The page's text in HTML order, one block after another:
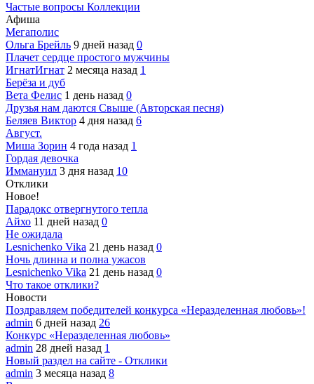
Частые вопросы Коллекции
Афиша
Мегаполис
Ольга Брейль 9 дней назад 0
Плачет сердце простого мужчины
ИгнатИгнат 2 месяца назад 1
Берёза и дуб
Вета Фелис 1 день назад 0
Друзья нам даются Свыше (Авторская песня)
Беляев Виктор 4 дня назад 6
Август.
Миша Зорин 4 года назад 1
Гордая девочка
Иммануил 3 дня назад 10
Отклики
Новое!
Парадокс отвергнутого тепла
Айхо 11 дней назад 0
Не ожидала
Lesnichenko Vika 21 день назад 0
Ночь длинна и полна ужасов
Lesnichenko Vika 21 день назад 0
Что такое отклики?
Новости
Поздравляем победителей конкурса «Неразделенная любовь»!
admin 6 дней назад 26
Конкурс «Неразделенная любовь»
admin 28 дней назад 1
Новый раздел на сайте - Отклики
admin 3 месяца назад 8